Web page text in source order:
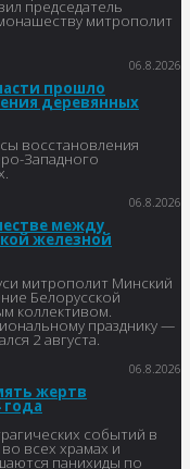
председатель
митрополит
06.8.2026
прошло
деревянных
восстановления
Западного
06.8.2026
между
железной
митрополит Минский
Белорусской
коллективом.
празднику —
2 августа.
06.8.2026
жертв
года
событий в
всех храмах и
панихиды по